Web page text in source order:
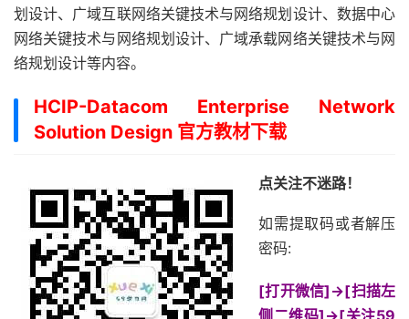
划设计、广域互联网络关键技术与网络规划设计、数据中心
网络关键技术与网络规划设计、广域承载网络关键技术与网
络规划设计等内容。
HCIP-Datacom Enterprise Network
Solution Design 官方教材下载
点关注不迷路！
如需提取码或者解压
密码:
[打开微信]->[扫描左